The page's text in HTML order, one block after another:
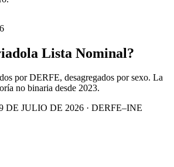
la Lista Nominal?
por DERFE, desagregados por sexo. La
no binaria desde 2023.
DE JULIO DE 2026 · DERFE–INE